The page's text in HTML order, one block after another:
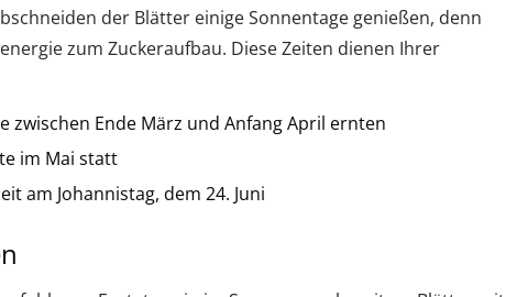
der Blätter einige Sonnentage genießen, denn
zum Zuckeraufbau. Diese Zeiten dienen Ihrer
zwischen Ende März und Anfang April ernten
im Mai statt
am Johannistag, dem 24. Juni